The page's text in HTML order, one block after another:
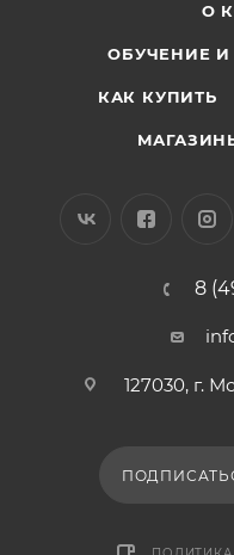
О
ОБУЧЕНИЕ И
КАК КУПИТЬ
8
127030, г.